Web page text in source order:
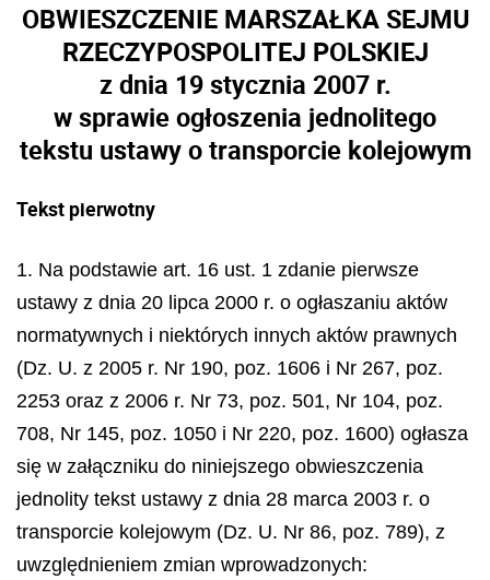
OBWIESZCZENIE MARSZAŁKA SEJMU
RZECZYPOSPOLITEJ POLSKIEJ
z dnia 19 stycznia 2007 r.
w sprawie ogłoszenia jednolitego
tekstu ustawy o transporcie kolejowym
Tekst pierwotny
1. Na podstawie art. 16 ust. 1 zdanie pierwsze
ustawy z dnia 20 lipca 2000 r. o ogłaszaniu aktów
normatywnych i niektórych innych aktów prawnych
(Dz. U. z 2005 r. Nr 190, poz. 1606 i Nr 267, poz.
2253 oraz z 2006 r. Nr 73, poz. 501, Nr 104, poz.
708, Nr 145, poz. 1050 i Nr 220, poz. 1600) ogłasza
się w załączniku do niniejszego obwieszczenia
jednolity tekst ustawy z dnia 28 marca 2003 r. o
transporcie kolejowym (Dz. U. Nr 86, poz. 789), z
uwzględnieniem zmian wprowadzonych: